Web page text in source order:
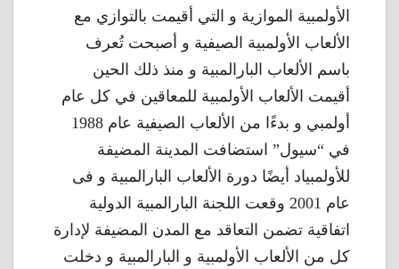
الأولمبية الموازية و التي أقيمت بالتوازي مع
الألعاب الأولمبية الصيفية و أصبحت تُعرف
باسم الألعاب البارالمبية و منذ ذلك الحين
أقيمت الألعاب الأولمبية للمعاقين في كل عام
أولمبي و بدءًا من الألعاب الصيفية عام 1988
في “سيول” استضافت المدينة المضيفة
للأولمبياد أيضًا دورة الألعاب البارالمبية و فى
عام 2001 وقعت اللجنة البارالمبية الدولية
اتفاقية تضمن التعاقد مع المدن المضيفة لإدارة
كل من الألعاب الأولمبية و البارالمبية و دخلت